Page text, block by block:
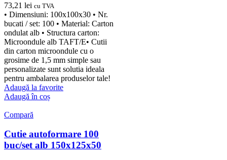
73,21 lei cu TVA
• Dimensiuni: 100x100x30 • Nr.
bucati / set: 100 • Material: Carton
ondulat alb • Structura carton:
Microondule alb TAFT/E• Cutii
din carton microondule cu o
grosime de 1,5 mm simple sau
personalizate sunt solutia ideala
pentru ambalarea produselor tale!
Adaugă la favorite
Adaugă în coș
Compară
Cutie autoformare 100
buc/set alb 150x125x50